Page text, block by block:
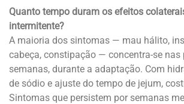
Quanto tempo duram os efeitos
intermitente?
A maioria dos sintomas — mau hálito,
cabeça, constipação — concentra-se nas
semanas, durante a adaptação. Com
de sódio e ajuste do tempo de jejum,
Sintomas que persistem por semanas